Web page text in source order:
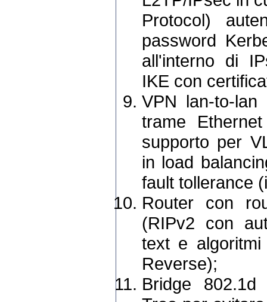
Protocol)
password
all'interno di
IKE con
VPN lan-to-lan
trame
supporto per
in load
fault tollerance
Router con
(RIPv2 con
text e
Reverse);
Bridge 802.1d